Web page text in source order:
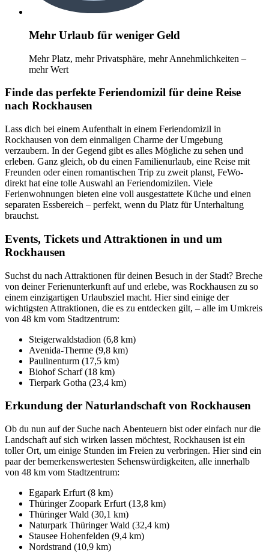
Mehr Urlaub für weniger Geld
Mehr Platz, mehr Privatsphäre, mehr Annehmlichkeiten –
mehr Wert
Finde das perfekte Feriendomizil für deine Reise
nach Rockhausen
Lass dich bei einem Aufenthalt in einem Feriendomizil in
Rockhausen von dem einmaligen Charme der Umgebung
verzaubern. In der Gegend gibt es alles Mögliche zu sehen und
erleben. Ganz gleich, ob du einen Familienurlaub, eine Reise mit
Freunden oder einen romantischen Trip zu zweit planst, FeWo-
direkt hat eine tolle Auswahl an Feriendomizilen. Viele
Ferienwohnungen bieten eine voll ausgestattete Küche und einen
separaten Essbereich – perfekt, wenn du Platz für Unterhaltung
brauchst.
Events, Tickets und Attraktionen in und um
Rockhausen
Suchst du nach Attraktionen für deinen Besuch in der Stadt? Breche
von deiner Ferienunterkunft auf und erlebe, was Rockhausen zu so
einem einzigartigen Urlaubsziel macht. Hier sind einige der
wichtigsten Attraktionen, die es zu entdecken gilt, – alle im Umkreis
von 48 km vom Stadtzentrum:
Steigerwaldstadion (6,8 km)
Avenida-Therme (9,8 km)
Paulinenturm (17,5 km)
Biohof Scharf (18 km)
Tierpark Gotha (23,4 km)
Erkundung der Naturlandschaft von Rockhausen
Ob du nun auf der Suche nach Abenteuern bist oder einfach nur die
Landschaft auf sich wirken lassen möchtest, Rockhausen ist ein
toller Ort, um einige Stunden im Freien zu verbringen. Hier sind ein
paar der bemerkenswertesten Sehenswürdigkeiten, alle innerhalb
von 48 km vom Stadtzentrum:
Egapark Erfurt (8 km)
Thüringer Zoopark Erfurt (13,8 km)
Thüringer Wald (30,1 km)
Naturpark Thüringer Wald (32,4 km)
Stausee Hohenfelden (9,4 km)
Nordstrand (10,9 km)